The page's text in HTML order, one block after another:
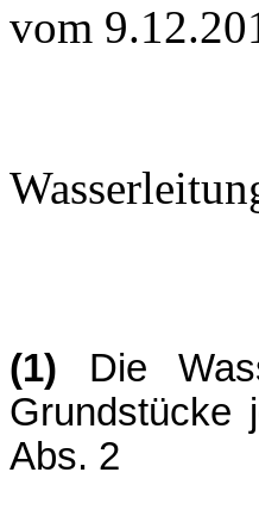
vom
(1) Die
Grundstücke